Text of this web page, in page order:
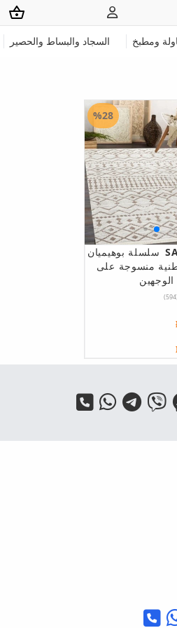
ومطبخ السجاد والبساط والحصير
سلسلة بوهيميان
منسوجة على
الوجهين
%28